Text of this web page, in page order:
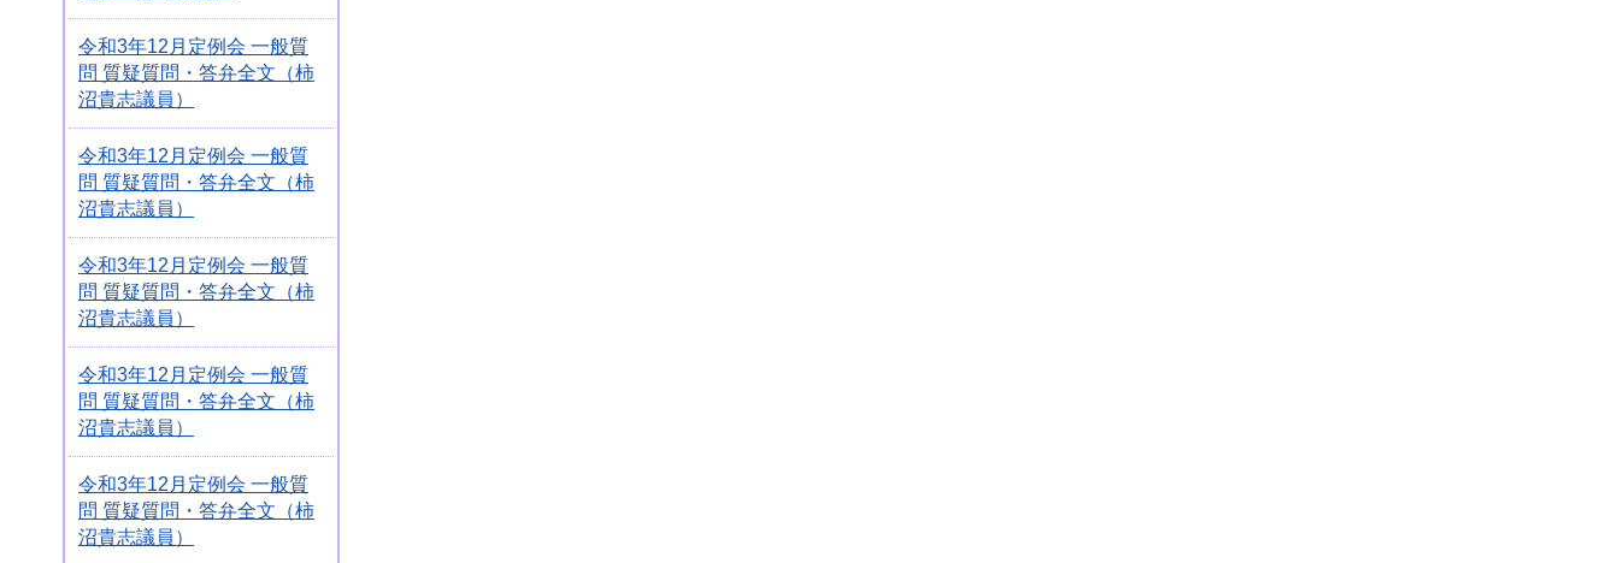
令和3年12月定例会 一般質
問 質疑質問・答弁全文（柿
沼貴志議員）
令和3年12月定例会 一般質
問 質疑質問・答弁全文（柿
沼貴志議員）
令和3年12月定例会 一般質
問 質疑質問・答弁全文（柿
沼貴志議員）
令和3年12月定例会 一般質
問 質疑質問・答弁全文（柿
沼貴志議員）
令和3年12月定例会 一般質
問 質疑質問・答弁全文（柿
沼貴志議員）